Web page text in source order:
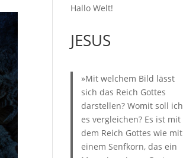
Hallo Welt!
JESUS
»Mit welchem Bild lässt
sich das Reich Gottes
darstellen? Womit soll ich
es vergleichen? Es ist mit
dem Reich Gottes wie mit
einem Senfkorn, das ein